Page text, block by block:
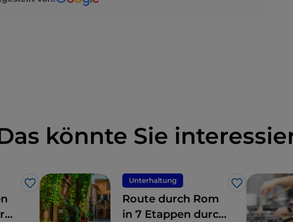
könnte Sie
Like
Unterhaltung
Like
Route durch Rom
in 7 Etappen durch